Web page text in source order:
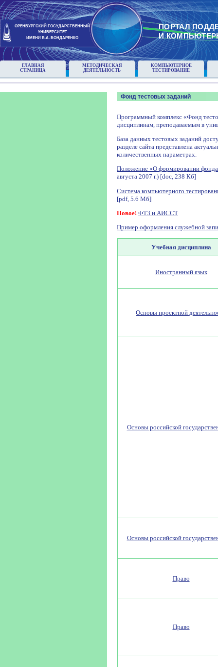
ОРЕНБУРГСКИЙ ГОСУДАРСТВЕННЫЙ
УНИВЕРСИТЕТ
ИМЕНИ В.А. БОНДАРЕНКО
ПОРТАЛ
И
ГЛАВНАЯ
СТРАНИЦА
МЕТОДИЧЕСКАЯ
ДЕЯТЕЛЬНОСТЬ
КОМПЬЮТЕРНОЕ
ТЕСТИРОВАНИЕ
Фонд тестовых заданий
Программный комплекс «Фонд
дисциплинам, преподаваемым в
База данных тестовых заданий
разделе сайта представлена
количественных параметрах.
Положение «О формировании фонда
августа 2007 г.) [doc, 238 Кб]
Система компьютерного
[pdf, 5.6 Мб]
Новое! ФТЗ и АИССТ
Пример оформления служебной
Учебная дисциплина
Иностранный язык
Основы проектной
Основы российской
Основы российской
Право
Право